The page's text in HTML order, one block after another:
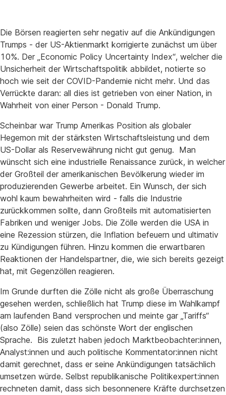
Die Börsen reagierten sehr negativ auf die Ankündigungen
Trumps - der US-Aktienmarkt korrigierte zunächst um über
10%. Der „Economic Policy Uncertainty Index“, welcher die
Unsicherheit der Wirtschaftspolitik abbildet, notierte so
hoch wie seit der COVID-Pandemie nicht mehr. Und das
Verrückte daran: all dies ist getrieben von einer Nation, in
Wahrheit von einer Person - Donald Trump.
Scheinbar war Trump Amerikas Position als globaler
Hegemon mit der stärksten Wirtschaftsleistung und dem
US-Dollar als Reservewährung nicht gut genug. Man
wünscht sich eine industrielle Renaissance zurück, in welcher
der Großteil der amerikanischen Bevölkerung wieder im
produzierenden Gewerbe arbeitet. Ein Wunsch, der sich
wohl kaum bewahrheiten wird - falls die Industrie
zurückkommen sollte, dann Großteils mit automatisierten
Fabriken und weniger Jobs. Die Zölle werden die USA in
eine Rezession stürzen, die Inflation befeuern und ultimativ
zu Kündigungen führen. Hinzu kommen die erwartbaren
Reaktionen der Handelspartner, die, wie sich bereits gezeigt
hat, mit Gegenzöllen reagieren.
Im Grunde durften die Zölle nicht als große Überraschung
gesehen werden, schließlich hat Trump diese im Wahlkampf
am laufenden Band versprochen und meinte gar „Tariffs“
(also Zölle) seien das schönste Wort der englischen
Sprache. Bis zuletzt haben jedoch Marktbeobachter:innen,
Analyst:innen und auch politische Kommentator:innen nicht
damit gerechnet, dass er seine Ankündigungen tatsächlich
umsetzen würde. Selbst republikanische Politikexpert:innen
rechneten damit, dass sich besonnenere Kräfte durchsetzen